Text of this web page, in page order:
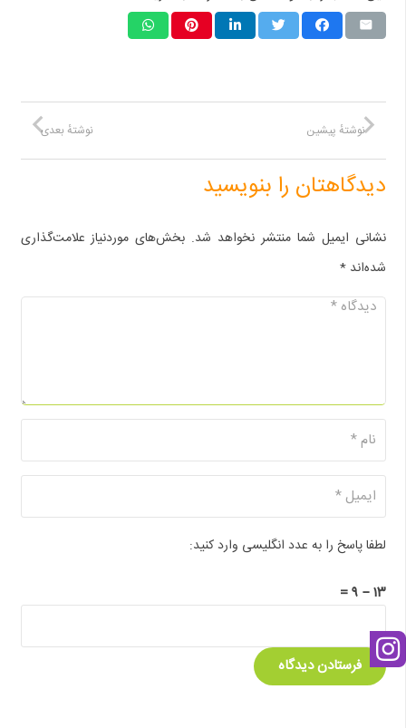
نوشتهٔ بعدی نوشتهٔ پیشین
دیدگاهتان را بنویسید
نشانی ایمیل شما منتشر نخواهد شد. بخش‌های موردنیاز علامت‌گذاری
شده‌اند*
لطفا پاسخ را به عدد انگلیسی وارد کنید:
۱۳ − ۹ =
فرستادن دیدگاه